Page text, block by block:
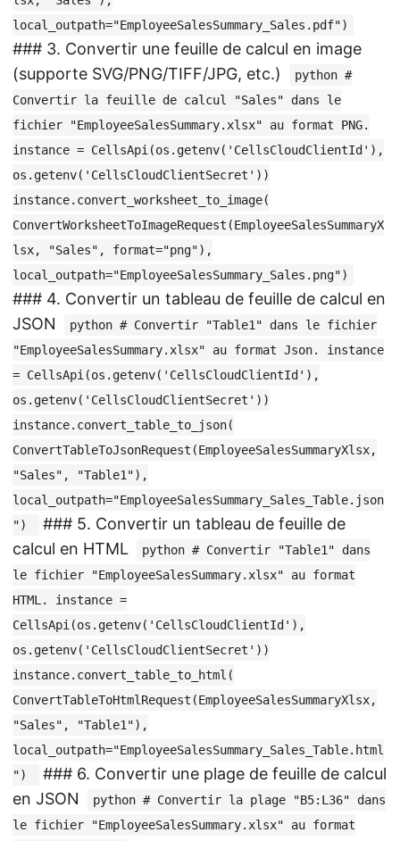
local_outpath="EmployeeSalesSummary_Sales.pdf")
### 3. Convertir une feuille de calcul en image
(supporte SVG/PNG/TIFF/JPG, etc.)
python #
Convertir la feuille de calcul "Sales" dans le
fichier "EmployeeSalesSummary.xlsx" au format PNG.
instance = CellsApi(os.getenv('CellsCloudClientId'),
os.getenv('CellsCloudClientSecret'))
instance.convert_worksheet_to_image(
ConvertWorksheetToImageRequest(EmployeeSalesSummaryX
lsx, "Sales", format="png"),
local_outpath="EmployeeSalesSummary_Sales.png")
### 4. Convertir un tableau de feuille de calcul en
JSON
python # Convertir "Table1" dans le fichier
"EmployeeSalesSummary.xlsx" au format Json. instance
= CellsApi(os.getenv('CellsCloudClientId'),
os.getenv('CellsCloudClientSecret'))
instance.convert_table_to_json(
ConvertTableToJsonRequest(EmployeeSalesSummaryXlsx,
"Sales", "Table1"),
local_outpath="EmployeeSalesSummary_Sales_Table.json
")
### 5. Convertir un tableau de feuille de
calcul en HTML
python # Convertir "Table1" dans
le fichier "EmployeeSalesSummary.xlsx" au format
HTML. instance =
CellsApi(os.getenv('CellsCloudClientId'),
os.getenv('CellsCloudClientSecret'))
instance.convert_table_to_html(
ConvertTableToHtmlRequest(EmployeeSalesSummaryXlsx,
"Sales", "Table1"),
local_outpath="EmployeeSalesSummary_Sales_Table.html
")
### 6. Convertir une plage de feuille de calcul
en JSON
python # Convertir la plage "B5:L36" dans
le fichier "EmployeeSalesSummary.xlsx" au format